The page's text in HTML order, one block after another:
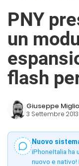
PNY
un
flash
Giuseppe
3 Settembre 2013
Nuovo
iPhoneItalia ha
nuovo e